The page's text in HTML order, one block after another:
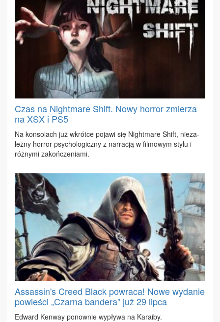
Czas na Nightmare Shift. Nowy horror zmierza
na XSX i PS5
Na kon­so­lach już wkrót­ce po­ja­wi się Ni­ght­ma­re Shift, nie­za­
leż­ny hor­ror psy­cho­lo­gicz­ny z nar­ra­cją w fil­mo­wym sty­lu i
róż­ny­mi za­koń­cze­nia­mi.
Assassin's Creed Black powraca! Nowe wydanie
powieści „Czarna bandera” już 29 lipca
Edward Ken­way po­now­nie wy­pły­wa na Ka­ra­iby.